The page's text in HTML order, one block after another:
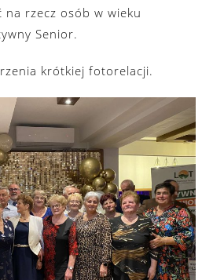
na rzecz osób w wieku
Senior.
krótkiej fotorelacji.